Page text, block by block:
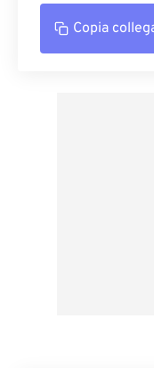
Copia